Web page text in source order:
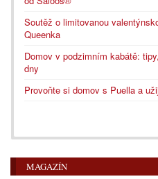
Soutěž o limitovanou
Queenka
Domov v podzimním kabátě:
dny
Provoňte si domov s Puella a
MAGAZÍN